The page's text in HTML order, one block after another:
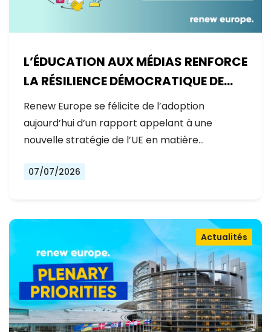
L’ÉDUCATION AUX MÉDIAS RENFORCE
LA RÉSILIENCE DÉMOCRATIQUE DE
L’EUROPE
Renew Europe se félicite de l’adoption
aujourd’hui d’un rapport appelant à une
nouvelle stratégie de l’UE en matière…
07/07/2026
Actualités